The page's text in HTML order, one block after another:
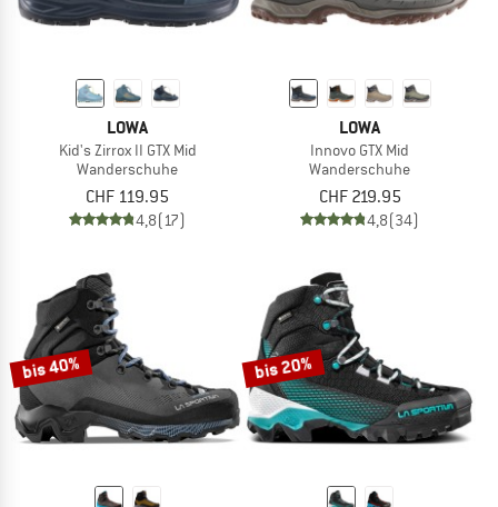
LOWA
Kid's Zirrox II GTX Mid
Wanderschuhe
CHF 119.95
4,8(17)
LOWA
Innovo GTX Mid
Wanderschuhe
CHF 219.95
4,8(34)
bis 40% bis 20%